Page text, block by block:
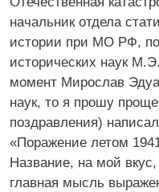
начальник отдела
истории при МО РФ,
исторических наук
момент Мирослав
наук, то я прошу
поздравления)
«Поражение летом
Название, на мой
главная мысль